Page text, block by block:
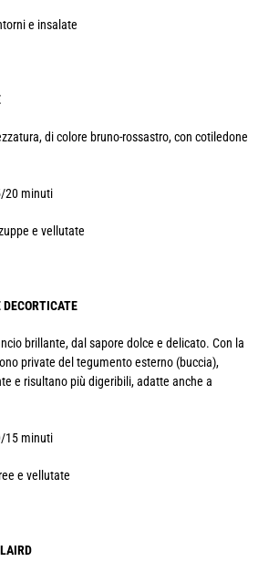
e insalate
di colore bruno-rossastro, con cotiledone
20 minuti
e vellutate
brillante, dal sapore dolce e delicato. Con la
private del tegumento esterno (buccia),
e risultano più digeribili, adatte anche a
15 minuti
e vellutate